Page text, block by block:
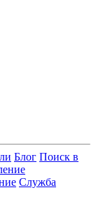
Блог Поиск в
Служба